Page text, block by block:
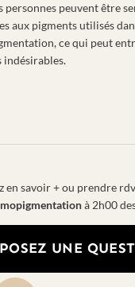
personnes peuvent être
aux pigments utilisés
ce qui peut
indésirables.
en savoir + ou prendre
à 2h00
POSEZ UNE